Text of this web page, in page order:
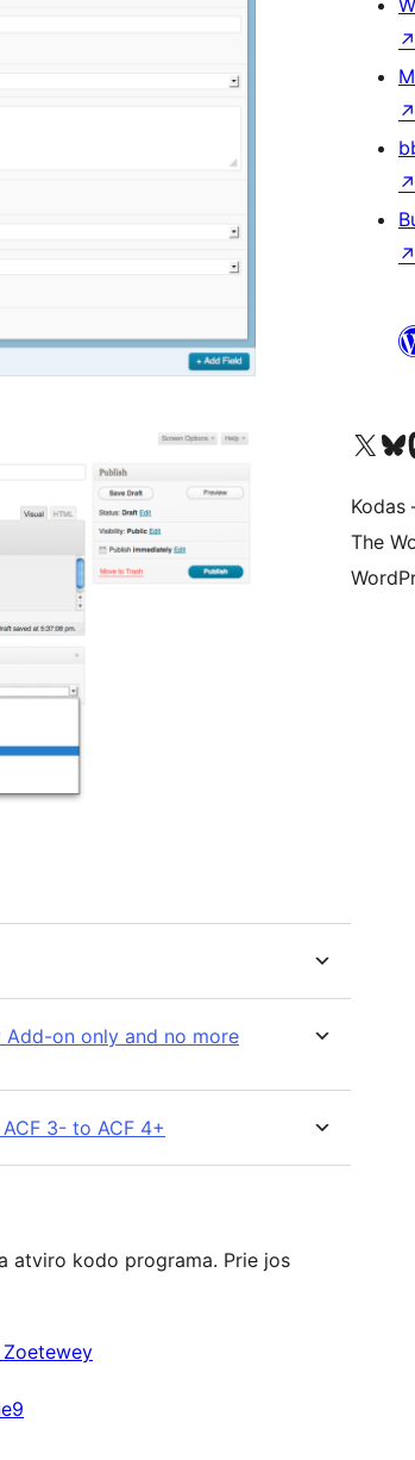
Add-on only and no more
3- to ACF 4+
atviro kodo programa. Prie jos
Zoetewey
↗
↗
↗
↗
Visit our X
Kodas
The